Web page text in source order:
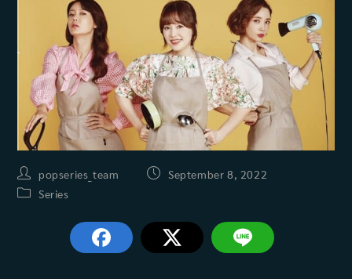
Post
author:
popseries_team
PostSeptember 8, 2022
PostSeries